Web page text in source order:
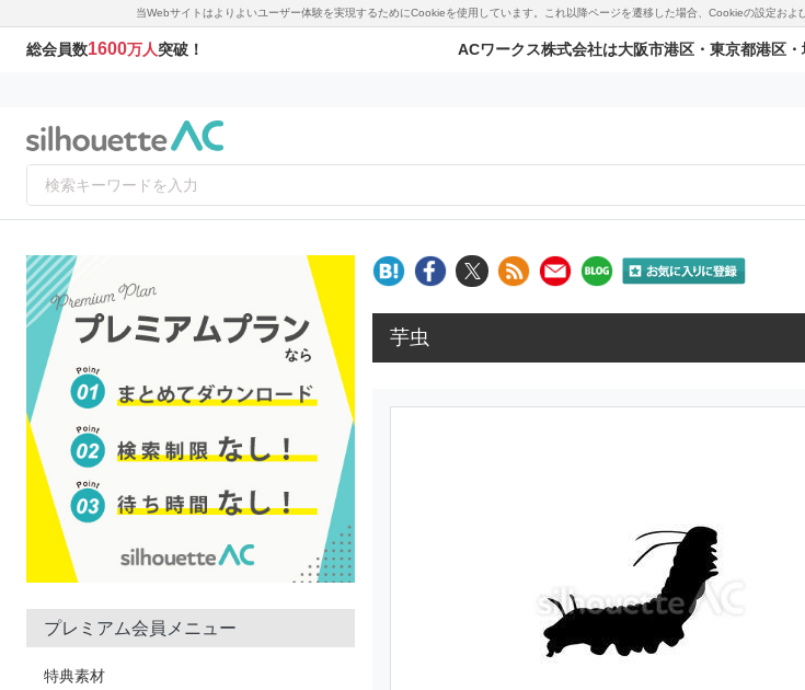
当Webサイトはよりよいユーザー体験を実現するためにCookieを使用しています。これ以降ページを遷移した場合、Cookieの設定お
総会員数1600万人突破！ ACワークス株式会社は大阪市港区・東京都港区
プレミアム会員メニュー
特典素材
芋虫